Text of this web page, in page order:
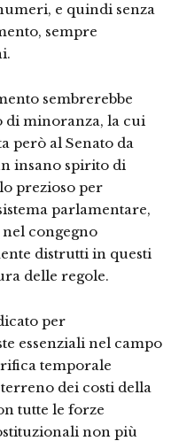
e quindi senza
sempre
sembrerebbe
di minoranza, la cui
però al Senato da
insano spirito di
prezioso per
parlamentare,
congegno
distrutti in questi
delle regole.
per
essenziali nel campo
temporale
dei costi della
tutte le forze
non più